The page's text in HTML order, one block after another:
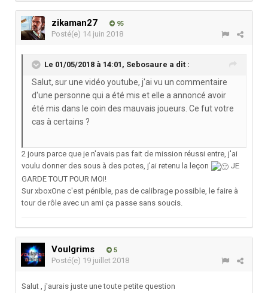
zikaman27 95
Posté(e) 14 juin 2018
Le 01/05/2018 à 14:01, Sebosaure a dit :
Salut, sur une vidéo youtube, j'ai vu un commentaire
d'une personne qui a été mis et elle a annoncé avoir
été mis dans le coin des mauvais joueurs. Ce fut votre
cas à certains ?
2 jours parce que je n'avais pas fait de mission réussi entre, j'ai
voulu donner des sous à des potes, j'ai retenu la leçon
JE
GARDE TOUT POUR MOI!
Sur xboxOne c'est pénible, pas de calibrage possible, le faire à
tour de rôle avec un ami ça passe sans soucis.
Voulgrims 5
Posté(e) 19 juillet 2018
Salut , j'aurais juste une toute petite question